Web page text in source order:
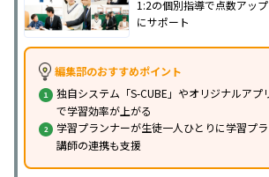
1:2の個別指導で点数アッ
にサポート
編集部のおすすめポイント
独自システム「S-CUBE」やオリジナルアプ
で学習効率が上がる
学習プランナーが生徒一人ひとりに学習プ
講師の連携も支援